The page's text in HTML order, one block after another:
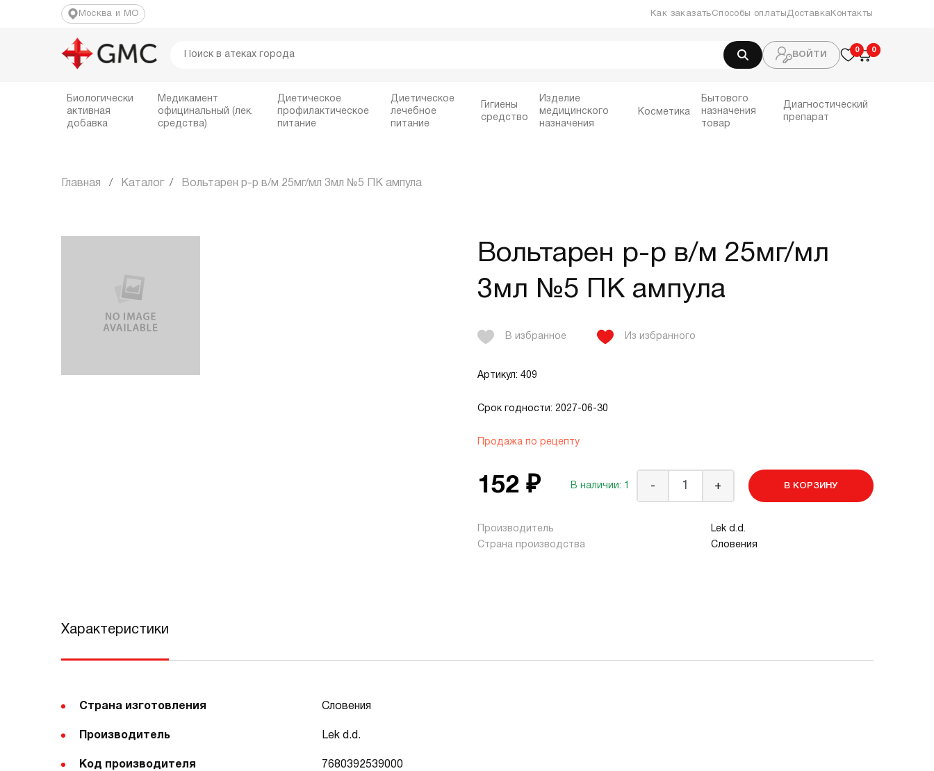
Москва и МО Как заказатьСпособы оплатыДоставкаКонтакты
ВОЙТИ
0 00
Биологически
активная
добавка
Медикамент
официнальный (лек.
средства)
Диетическое
профилактическое
питание
Диетическое
лечебное
питание
Гигиены
средство
Изделие
медицинского
назначения
Косметика
Бытового
назначения
товар
Диагностический
препарат
Главная Каталог Вольтарен р-р в/м 25мг/мл 3мл №5 ПК ампула
Вольтарен р-р в/м 25мг/мл
3мл №5 ПК ампула
В избранное Из избранного
Артикул: 409
Срок годности: 2027-06-30
Продажа по рецепту
152 ₽ В наличии: 1 - + В КОРЗИНУ
Производитель
Lek d.d.
Страна производства
Словения
Характеристики
Страна изготовления Словения
Производитель Lek d.d.
Код производителя 7680392539000